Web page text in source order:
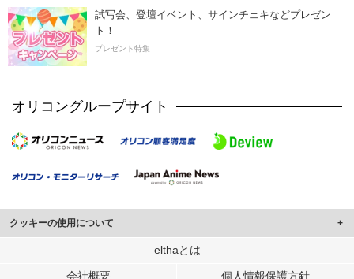
試写会、登壇イベント、サインチェキなどプレゼン
ト！
プレゼント特集
オリコングループサイト
クッキーの使用について
このサイトでは Cookie を使用して、ユーザーに合わせたコンテンツや広告の
行っています。
elthaとは
会社概要 個人情報保護方針